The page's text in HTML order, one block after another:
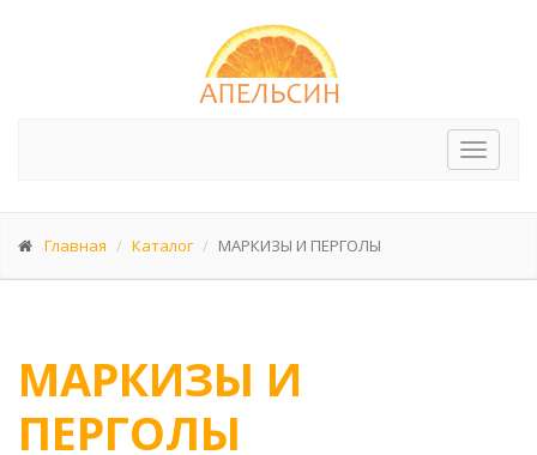
Главная Каталог МАРКИЗЫ И ПЕРГОЛЫ
МАРКИЗЫ И
ПЕРГОЛЫ